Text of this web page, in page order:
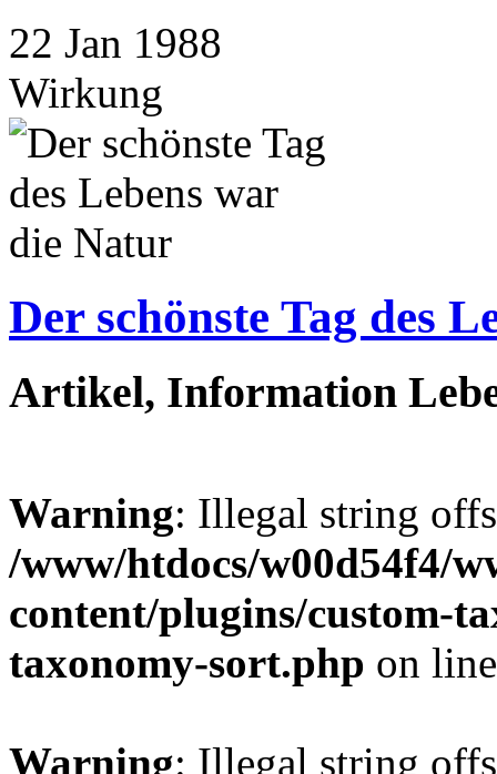
22 Jan 1988
Wirkung
Der schönste Tag des
Artikel, Information
Warning: Illegal string
/www/htdocs/w00d54f4/
content/plugins/custom-
taxonomy-sort.php on
Warning: Illegal string